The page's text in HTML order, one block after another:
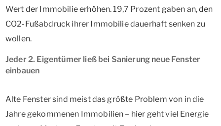
Wert der Immobilie erhöhen. 19,7 Prozent gaben an, den
CO2-Fußabdruck ihrer Immobilie dauerhaft senken zu
wollen.
Jeder 2. Eigentümer ließ bei Sanierung neue Fenster
einbauen
Alte Fenster sind meist das größte Problem von in die
Jahre gekommenen Immobilien – hier geht viel Energie